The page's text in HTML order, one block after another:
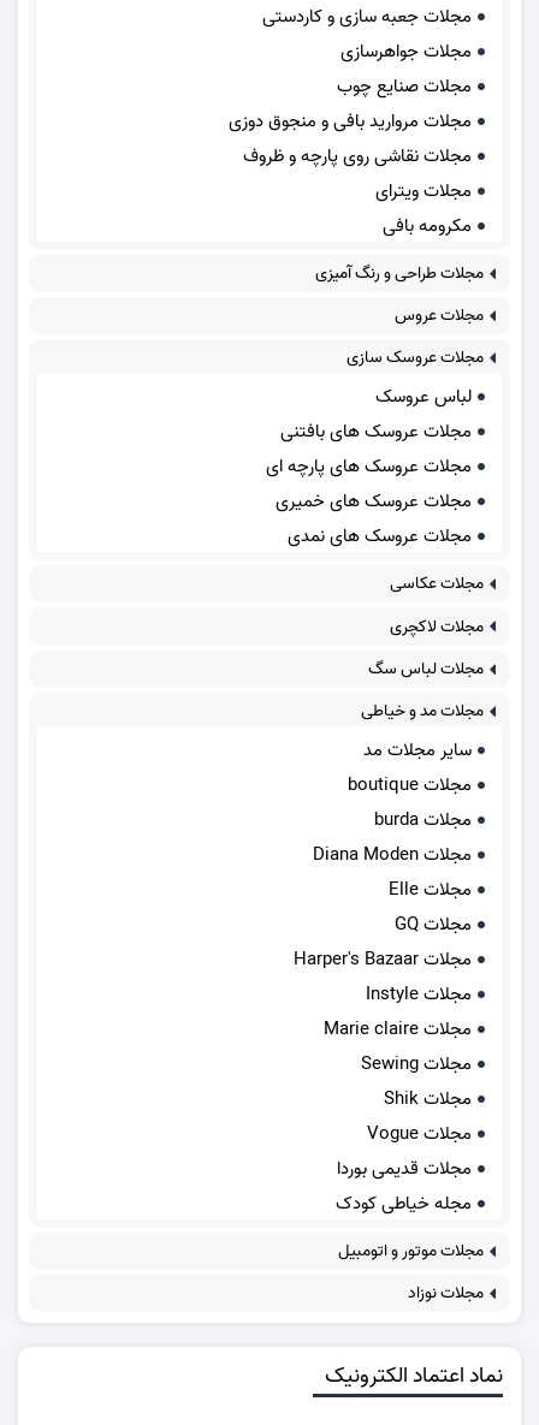
مجلات جعبه سازی و کاردستی
مجلات جواهرسازی
مجلات صنایع چوب
مجلات مروارید بافی و منجوق دوزی
مجلات نقاشی روی پارچه و ظروف
مجلات ویترای
مکرومه بافی
مجلات طراحی و رنگ آمیزی
مجلات عروس
مجلات عروسک سازی
لباس عروسک
مجلات عروسک های بافتنی
مجلات عروسک های پارچه ای
مجلات عروسک های خمیری
مجلات عروسک های نمدی
مجلات عکاسی
مجلات لاکچری
مجلات لباس سگ
مجلات مد و خیاطی
سایر مجلات مد
مجلات boutique
مجلات burda
مجلات Diana Moden
مجلات Elle
مجلات GQ
مجلات Harper's Bazaar
مجلات Instyle
مجلات Marie claire
مجلات Sewing
مجلات Shik
مجلات Vogue
مجلات قدیمی بوردا
مجله خیاطی کودک
مجلات موتور و اتومبیل
مجلات نوزاد
نماد اعتماد الکترونیک